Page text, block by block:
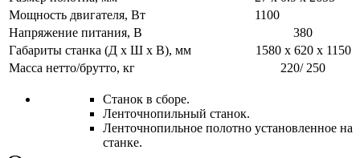
Мощность двигателя, Вт
1100
Напряжение питания, В
380
Габариты станка (Д x Ш x В), мм
1580 x 620 x 1150
Масса нетто/брутто, кг
220/ 250
Станок в сборе.
Ленточнопильный станок.
Ленточнопильное полотно установленное на
станке.